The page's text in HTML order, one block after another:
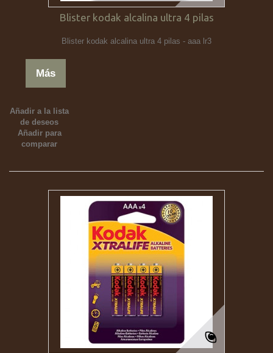
Blister kodak alcalina ultra 4 pilas
Blister kodak alcalina ultra 4 pilas - aaa lr3
Más
Añadir a la lista
de deseos
Añadir para
comparar